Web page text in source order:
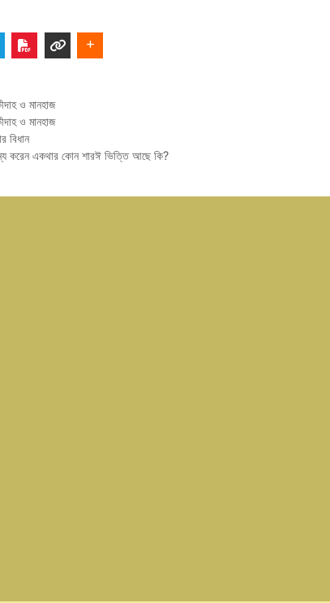
ও মানহাজ
ও মানহাজ
বিধান
করেন একথার কোন শারঈ ভিত্তি আছে কি?